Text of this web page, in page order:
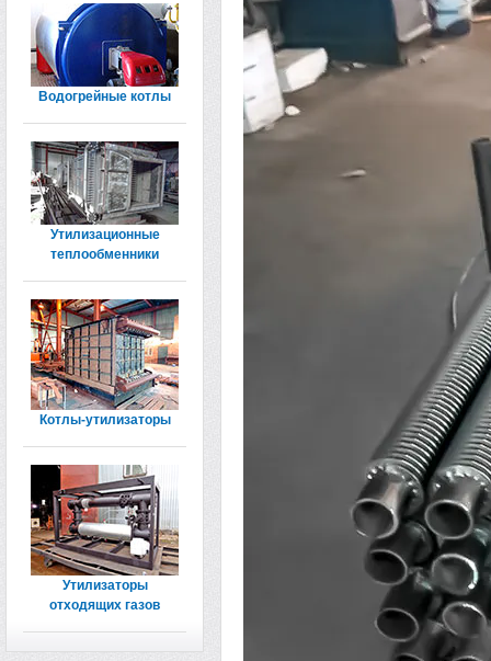
Водогрейные котлы
Утилизационные
теплообменники
Котлы-утилизаторы
Утилизаторы
отходящих газов